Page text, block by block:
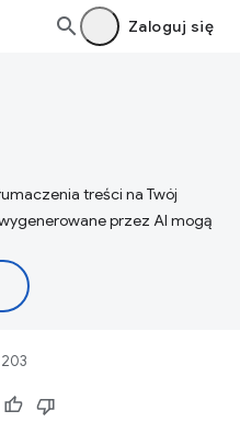
Zaloguj się
treści na Twój
przez AI mogą
203